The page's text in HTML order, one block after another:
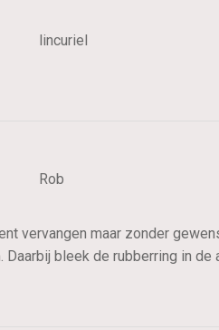
lincuriel
Rob
vervangen maar zonder
bleek de rubberring in